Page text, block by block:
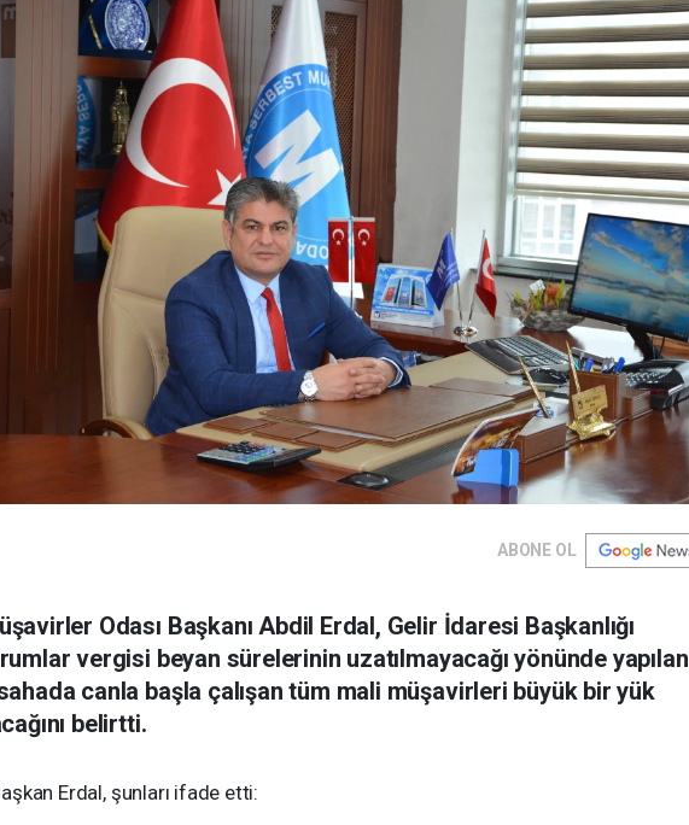
ABONE OL
Odası Başkanı Abdil Erdal, Gelir İdaresi Başkanlığı
vergisi beyan sürelerinin uzatılmayacağı yönünde yapılan
canla başla çalışan tüm mali müşavirleri büyük bir yük
belirtti.
Erdal, şunları ifade etti: